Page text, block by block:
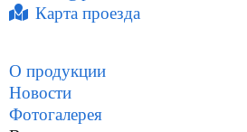
Карта проезда
О продукции
Новости
Фотогалерея